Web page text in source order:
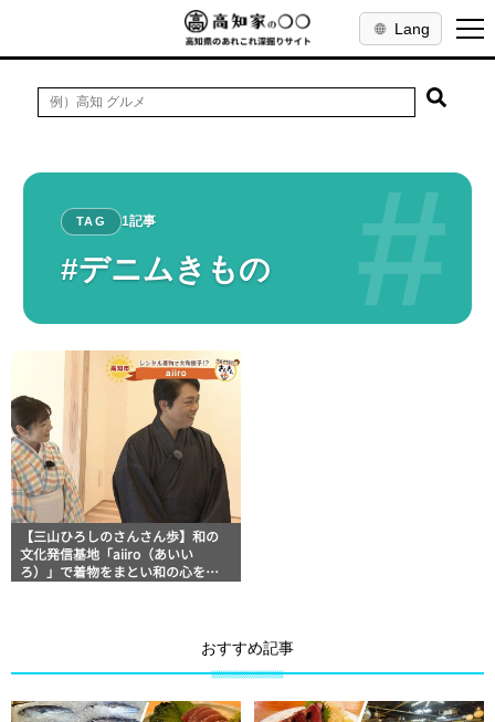
Lang
#
TAG 1記事
#デニムきもの
【三山ひろしのさんさん歩】和の
文化発信基地「aiiro（あいい
ろ）」で着物をまとい和の心を学
おすすめ記事